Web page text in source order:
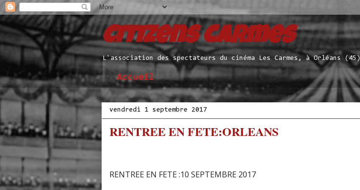
Citizens Carmes
L'association des spectateurs du cinéma Les Carmes, à Orléans (45)
Accueil
vendredi 1 septembre 2017
RENTREE EN FETE:ORLEANS
RENTREE EN FETE :10 SEPTEMBRE 2017